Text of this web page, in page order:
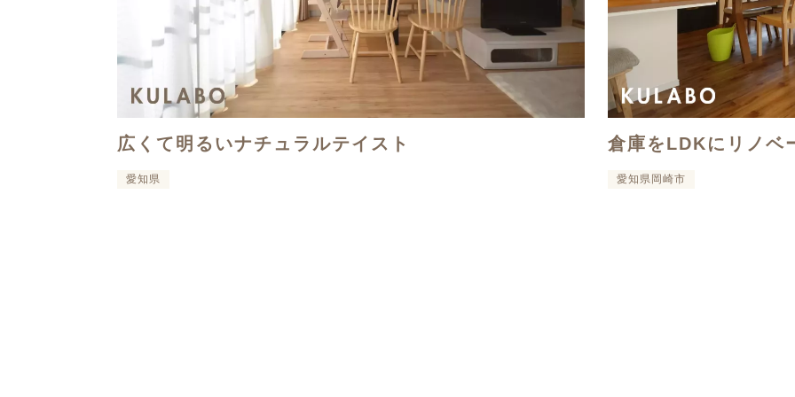
広くて明るいナチュラルテイスト
愛知県
倉庫をLDKにリノベ
愛知県岡崎市